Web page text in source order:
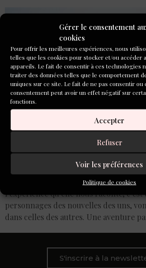
Gérer le consentement
cookies
Pour offrir les meilleures expériences, nous
telles que les cookies pour stocker et/ou accéder
appareils. Le fait de consentir à ces technologies
traiter des données telles que le comportement
uniques sur ce site. Le fait de ne pas consentir ou
consentement peut avoir un effet négatif sur
fonctions.
Accepter
Refuser
Voir les préférences
Politique de cookies
Le parcours collectif d’écriture dont
atelier, où le processus de création est
dynamique de groupe. Ce qui fait
l’expérience qu’elle nous raconte, c’est
personnages des nouvelles des uns,
dans celles des autres. Une aventure
S'inscrire à la